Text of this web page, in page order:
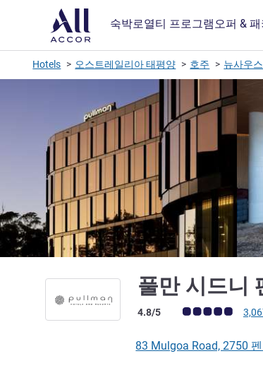
숙박로열티 프로그램 오퍼 &
Hotels 오스트레일리아 태평양 호주 뉴사우
풀만 시드니
고객 평점 (ALL 평가)
4.8/5
83 Mulgoa Road, 2750